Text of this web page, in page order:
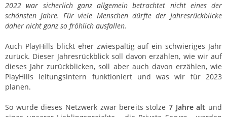
2022 war sicherlich ganz allgemein betrachtet nicht eines der
schönsten Jahre. Für viele Menschen dürfte der Jahresrückblicke
daher nicht ganz so fröhlich ausfallen.
Auch PlayHills blickt eher zwiespältig auf ein schwieriges Jahr
zurück. Dieser Jahresrückblick soll davon erzählen, wie wir auf
dieses Jahr zurückblicken, soll aber auch davon erzählen, wie
PlayHills leitungsintern funktioniert und was wir für 2023
planen.
So wurde dieses Netzwerk zwar bereits stolze 7 Jahre alt und